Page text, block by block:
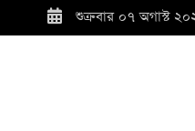
শুক্রবার ০৭ অগাস্ট